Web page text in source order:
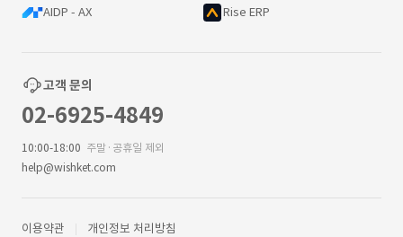
AIDP - AX Rise ERP
고객 문의
02-6925-4849
10:00-18:00 주말·공휴일 제외
help@wishket.com
이용약관 개인정보 처리방침